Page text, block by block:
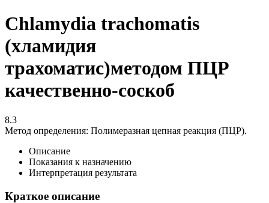
Chlamydia trachomatis
(хламидия
трахоматис)методом ПЦР
качественно-соскоб
8.3
Метод определения: Полимеразная цепная реакция (ПЦР).
Описание
Показания к назначению
Интерпретация результата
Краткое описание